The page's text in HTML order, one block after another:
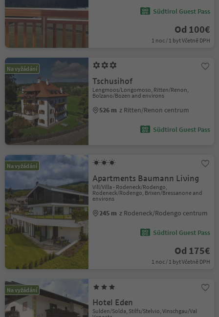
Südtirol Guest Pass
Od 100€
1 noc / 1 byt Včetně DPH
Na vyžádání
Tschusihof
Lengmoos/Longomoso, Ritten/Renon,
Bolzano/Bozen and environs
526 m z Ritten/Renon centrum
Südtirol Guest Pass
Na vyžádání
Apartments Baumann Living
Vill/Villa - Rodeneck/Rodengo,
Rodeneck/Rodengo, Brixen/Bressanone and
environs
245 m z Rodeneck/Rodengo centrum
Südtirol Guest Pass
Od 175€
1 noc / 1 byt Včetně DPH
Na vyžádání
Hotel Eden
Sulden/Solda, Stilfs/Stelvio, Vinschgau/Val